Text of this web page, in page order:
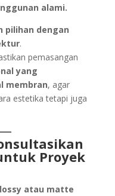
alami.
pilihan dengan
.
pemasangan
yang
membran, agar
estetika tetapi juga
Proyek
atau matte